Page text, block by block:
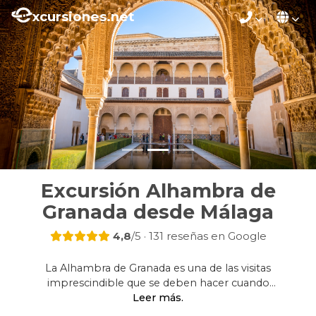
xcursiones.net
Excursión Alhambra de
Granada desde Málaga
4,8/5 · 131 reseñas en Google
La Alhambra de Granada es una de las visitas
imprescindible que se deben hacer cuando
se visita el sur de España, Andalucia.